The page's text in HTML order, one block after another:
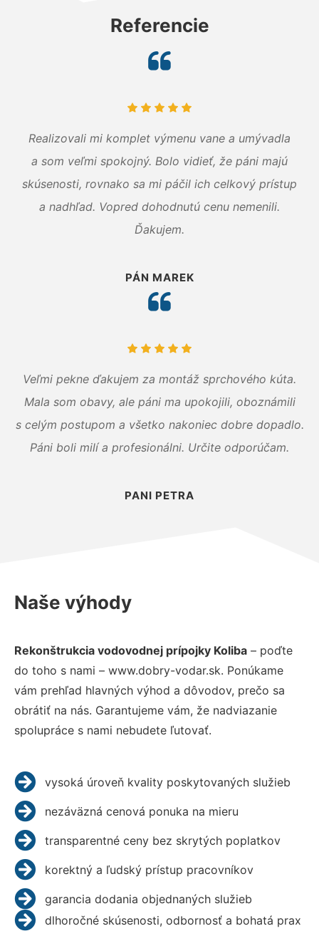
Referencie
Realizovali mi komplet výmenu vane a umývadla
a som veľmi spokojný. Bolo vidieť, že páni majú
skúsenosti, rovnako sa mi páčil ich celkový prístup
a nadhľad. Vopred dohodnutú cenu nemenili.
Ďakujem.
PÁN MAREK
Veľmi pekne ďakujem za montáž sprchového kúta.
Mala som obavy, ale páni ma upokojili, oboznámili
s celým postupom a všetko nakoniec dobre dopadlo.
Páni boli milí a profesionálni. Určite odporúčam.
PANI PETRA
Naše výhody
Rekonštrukcia vodovodnej prípojky Koliba – poďte
do toho s nami – www.dobry-vodar.sk. Ponúkame
vám prehľad hlavných výhod a dôvodov, prečo sa
obrátiť na nás. Garantujeme vám, že nadviazanie
spolupráce s nami nebudete ľutovať.
vysoká úroveň kvality poskytovaných služieb
nezáväzná cenová ponuka na mieru
transparentné ceny bez skrytých poplatkov
korektný a ľudský prístup pracovníkov
garancia dodania objednaných služieb
dlhoročné skúsenosti, odbornosť a bohatá prax